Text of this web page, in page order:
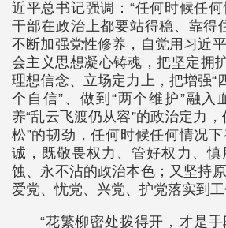
近平总书记强调：“任何时候任
干部在政治上都要站得稳、靠得
不断加强党性修养，自觉用习近
会主义思想凝心铸魂，把坚定拥
理想信念、立场定力上，把增强“
个自信”、做到“两个维护”融入
养“乱云飞渡仍从容”的政治定力
松”的韧劲，任何时候任何情况
诚，既敬畏权力、管好权力、
蚀、永不沾的政治本色；又坚持
爱党、忧党、兴党、护党落实到工
“花繁柳密处拨得开，才是